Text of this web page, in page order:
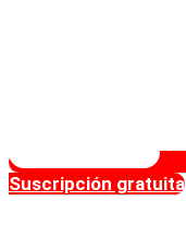
Suscripción gratuita